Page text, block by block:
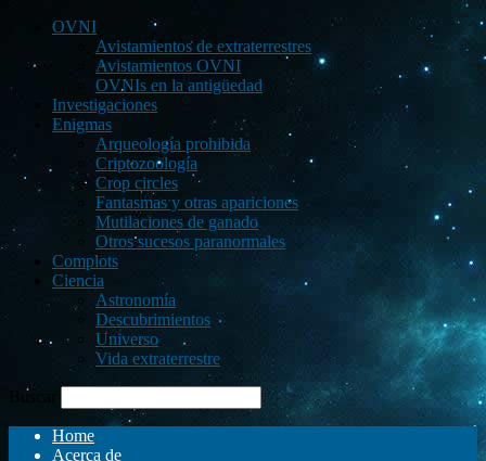
OVNI
Avistamientos de extraterrestres
Avistamientos OVNI
OVNIs en la antigüedad
Investigaciones
Enigmas
Arqueología prohibida
Criptozoología
Crop circles
Fantasmas y otras apariciones
Mutilaciones de ganado
Otros sucesos paranormales
Complots
Ciencia
Astronomía
Descubrimientos
Universo
Vida extraterrestre
Buscar
Home
Acerca de